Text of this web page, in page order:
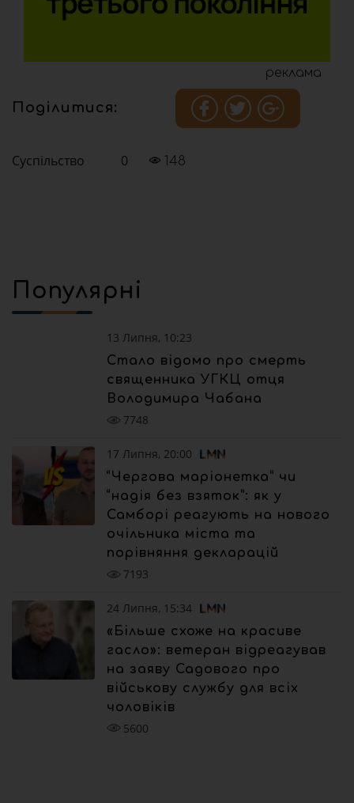
реклама
Поділитися:
Суспільство 0 148
Популярні
13 Липня, 10:23
Стало відомо про смерть
священника УГКЦ отця
Володимира Чабана
7748
17 Липня, 20:00
“Чергова маріонетка” чи
“надія без взяток”: як у
Самборі реагують на нового
очільника міста та
порівняння декларацій
7193
24 Липня, 15:34
«Більше схоже на красиве
гасло»: ветеран відреагував
на заяву Садового про
військову службу для всіх
чоловіків
5600